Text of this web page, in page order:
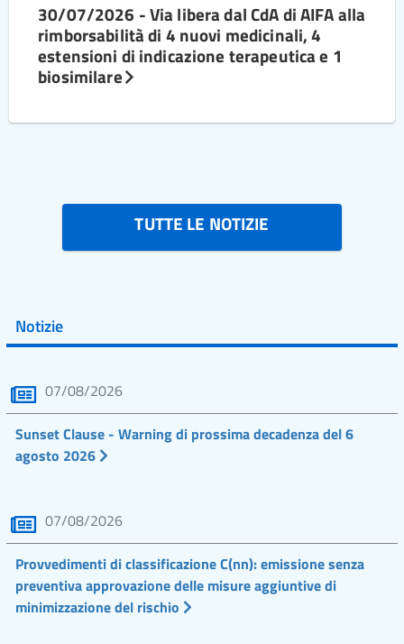
30/07/2026 - Via libera dal CdA di AIFA alla
rimborsabilità di 4 nuovi medicinali, 4
estensioni di indicazione terapeutica e 1
biosimilare
TUTTE LE NOTIZIE
Notizie
07/08/2026
Sunset Clause - Warning di prossima decadenza del 6
agosto 2026
07/08/2026
Provvedimenti di classificazione C(nn): emissione senza
preventiva approvazione delle misure aggiuntive di
minimizzazione del rischio